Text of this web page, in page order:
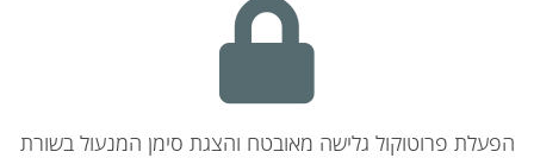
הפעלת פרוטוקול גלישה מאובטח והצגת סימן המנעול בשורת